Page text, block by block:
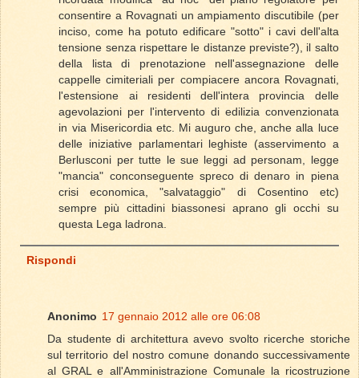
consentire a Rovagnati un ampiamento discutibile (per
inciso, come ha potuto edificare "sotto" i cavi dell'alta
tensione senza rispettare le distanze previste?), il salto
della lista di prenotazione nell'assegnazione delle
cappelle cimiteriali per compiacere ancora Rovagnati,
l'estensione ai residenti dell'intera provincia delle
agevolazioni per l'intervento di edilizia convenzionata
in via Misericordia etc. Mi auguro che, anche alla luce
delle iniziative parlamentari leghiste (asservimento a
Berlusconi per tutte le sue leggi ad personam, legge
"mancia" conconseguente spreco di denaro in piena
crisi economica, "salvataggio" di Cosentino etc)
sempre più cittadini biassonesi aprano gli occhi su
questa Lega ladrona.
Rispondi
Anonimo 17 gennaio 2012 alle ore 06:08
Da studente di architettura avevo svolto ricerche storiche
sul territorio del nostro comune donando successivamente
al GRAL e all'Amministrazione Comunale la ricostruzione